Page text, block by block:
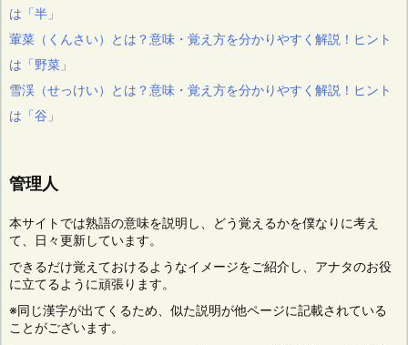
は「半」
葷菜（くんさい）とは？意味・覚え方を分かりやすく解説！ヒント
は「野菜」
雪渓（せっけい）とは？意味・覚え方を分かりやすく解説！ヒント
は「谷」
管理人
本サイトでは熟語の意味を説明し、どう覚えるかを僕なりに考え
て、日々更新しています。
できるだけ覚えておけるようなイメージをご紹介し、アナタのお役
に立てるように頑張ります。
※同じ漢字が出てくるため、似た説明が他ページに記載されている
ことがございます。